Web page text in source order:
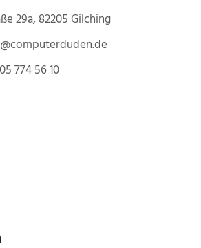
29a, 82205 Gilching
774 56 10